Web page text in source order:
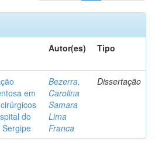
Autor(es) Tipo
em
do
Sergipe
Bezerra,
Carolina
Samara
Lima
Franca
Dissertação